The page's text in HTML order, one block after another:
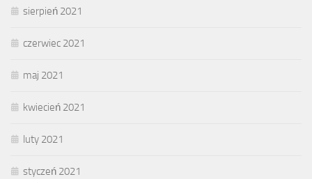
sierpień 2021
czerwiec 2021
maj 2021
kwiecień 2021
luty 2021
styczeń 2021